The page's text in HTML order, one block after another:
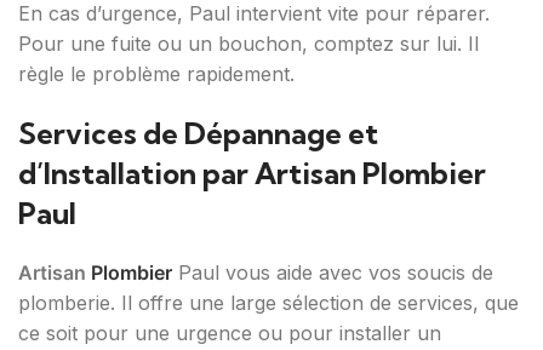
En cas d’urgence, Paul intervient vite pour réparer.
Pour une fuite ou un bouchon, comptez sur lui. Il
règle le problème rapidement.
Services de Dépannage et
d’Installation par Artisan Plombier
Paul
Artisan Plombier Paul vous aide avec vos soucis de
plomberie. Il offre une large sélection de services, que
ce soit pour une urgence ou pour installer un